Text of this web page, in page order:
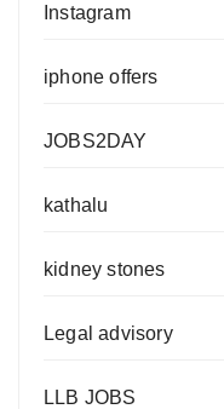
Instagram
iphone offers
JOBS2DAY
kathalu
kidney stones
Legal advisory
LLB JOBS